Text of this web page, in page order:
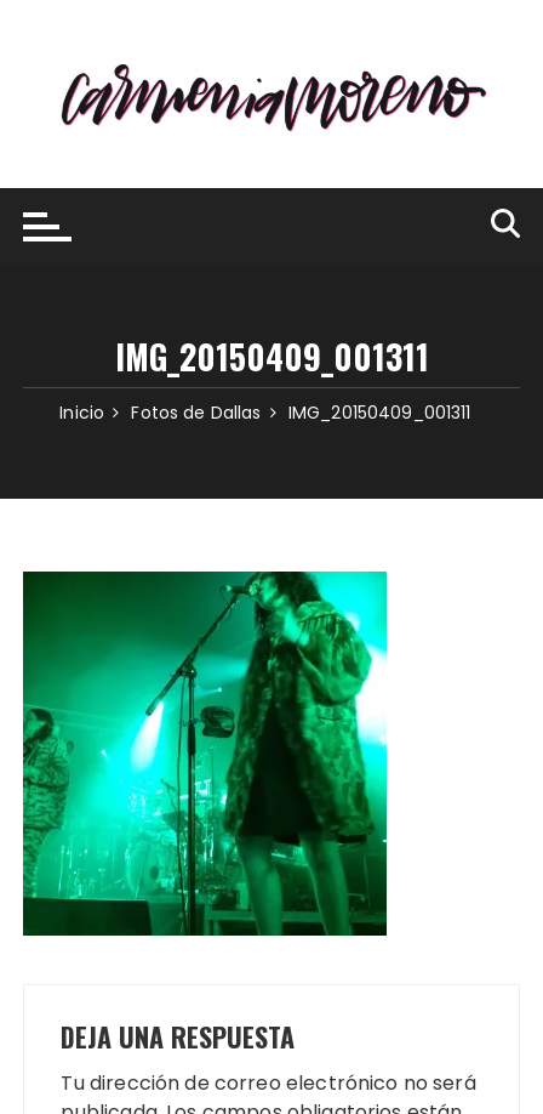
contenido
IMG_20150409_001311
Inicio Fotos de Dallas IMG_20150409_001311
DEJA UNA RESPUESTA
Tu dirección de correo electrónico no será